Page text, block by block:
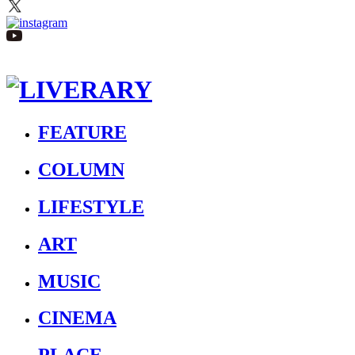
FEATURE
COLUMN
LIFESTYLE
ART
MUSIC
CINEMA